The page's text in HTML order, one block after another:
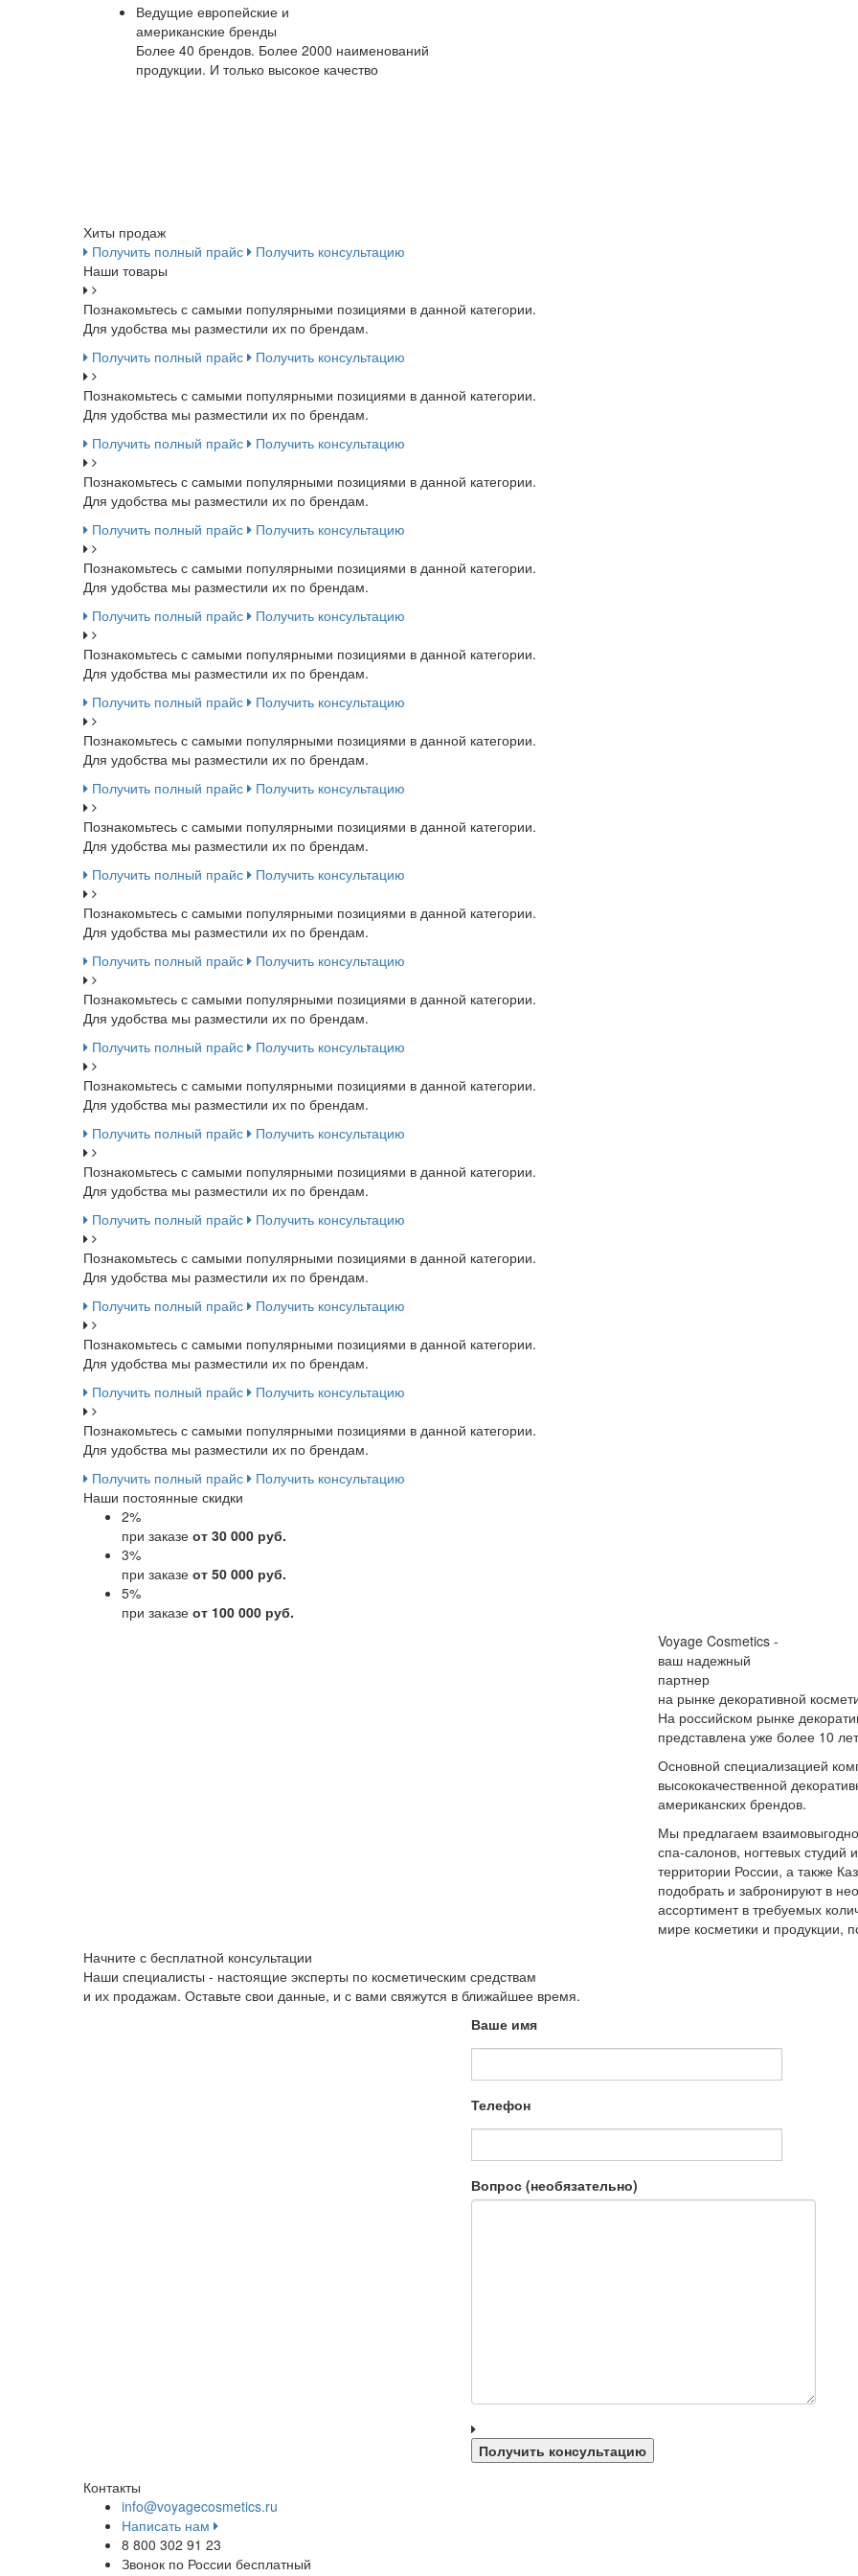
Ведущие европейские и
американские бренды
Более 40 брендов. Более 2000 наименований
продукции. И только высокое качество
Хиты продаж
Получить полный прайс
Получить консультацию
Наши товары
Познакомьтесь с самыми популярными позициями в данной категории.
Для удобства мы разместили их по брендам.
Получить полный прайс
Получить консультацию
Познакомьтесь с самыми популярными позициями в данной категории.
Для удобства мы разместили их по брендам.
Получить полный прайс
Получить консультацию
Познакомьтесь с самыми популярными позициями в данной категории.
Для удобства мы разместили их по брендам.
Получить полный прайс
Получить консультацию
Познакомьтесь с самыми популярными позициями в данной категории.
Для удобства мы разместили их по брендам.
Получить полный прайс
Получить консультацию
Познакомьтесь с самыми популярными позициями в данной категории.
Для удобства мы разместили их по брендам.
Получить полный прайс
Получить консультацию
Познакомьтесь с самыми популярными позициями в данной категории.
Для удобства мы разместили их по брендам.
Получить полный прайс
Получить консультацию
Познакомьтесь с самыми популярными позициями в данной категории.
Для удобства мы разместили их по брендам.
Получить полный прайс
Получить консультацию
Познакомьтесь с самыми популярными позициями в данной категории.
Для удобства мы разместили их по брендам.
Получить полный прайс
Получить консультацию
Познакомьтесь с самыми популярными позициями в данной категории.
Для удобства мы разместили их по брендам.
Получить полный прайс
Получить консультацию
Познакомьтесь с самыми популярными позициями в данной категории.
Для удобства мы разместили их по брендам.
Получить полный прайс
Получить консультацию
Познакомьтесь с самыми популярными позициями в данной категории.
Для удобства мы разместили их по брендам.
Получить полный прайс
Получить консультацию
Познакомьтесь с самыми популярными позициями в данной категории.
Для удобства мы разместили их по брендам.
Получить полный прайс
Получить консультацию
Познакомьтесь с самыми популярными позициями в данной категории.
Для удобства мы разместили их по брендам.
Получить полный прайс
Получить консультацию
Познакомьтесь с самыми популярными позициями в данной категории.
Для удобства мы разместили их по брендам.
Получить полный прайс
Получить консультацию
Наши постоянные скидки
2%
при заказе от 30 000 руб.
3%
при заказе от 50 000 руб.
5%
при заказе от 100 000 руб.
Voyage Cosmetics -
ваш надежный
партнер
на рынке декоративной
На российском рынке
представлена уже более 10
Основной специализацией
высококачественной
американских брендов.
Мы предлагаем
спа-салонов, ногтевых студий
территории России, а также
подобрать и забронируют в
ассортимент в требуемых
мире косметики и продукции,
Начните с бесплатной консультации
Наши специалисты - настоящие эксперты по косметическим средствам
и их продажам. Оставьте свои данные, и с вами свяжутся в ближайшее время.
Ваше имя
Телефон
Вопрос (необязательно)
Контакты
info@voyagecosmetics.ru
Написать нам
8 800 302 91 23
Звонок по России бесплатный